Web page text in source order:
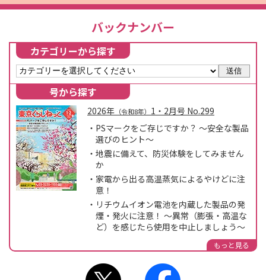
バックナンバー
カテゴリーから探す
送信
号から探す
2026年 （令和8年） 1・2月号 No.299
PSマークをご存じですか？ ～安全な製品
選びのヒント～
地震に備えて、防災体験をしてみません
か
家電から出る高温蒸気によるやけどに注
意！
リチウムイオン電池を内蔵した製品の発
煙・発火に注意！ ～異常（膨張・高温な
ど）を感じたら使用を中止しましょう～
もっと見る